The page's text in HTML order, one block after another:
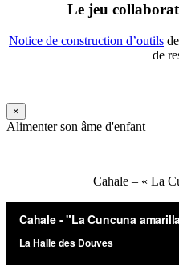
Le jeu
Notice de construction d’outils
de
×
Alimenter son âme d'enfant
Cahale – « La